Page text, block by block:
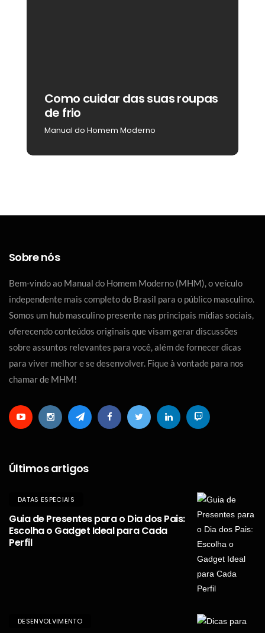
Como cuidar das suas roupas
de frio
Manual do Homem Moderno
Sobre nós
Bem-vindo ao Manual do Homem Moderno (MHM), o veículo
independente mais completo do Brasil para o público masculino.
Somos um hub masculino presente nas principais mídias sociais,
oferecendo conteúdos originais que visam gerar discussões
sobre assuntos relevantes para você, além de fornecer dicas
para viver melhor e se desenvolver. Fique à vontade para nos
chamar de MHM!
Últimos artigos
DATAS ESPECIAIS
Guia de Presentes para o Dia dos Pais:
Escolha o Gadget Ideal para Cada
Perfil
DESENVOLVIMENTO